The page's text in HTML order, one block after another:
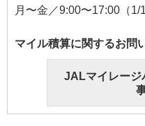
月〜金／9:00〜17:00（1/
マイル積算に関するお問
JALマイレージ